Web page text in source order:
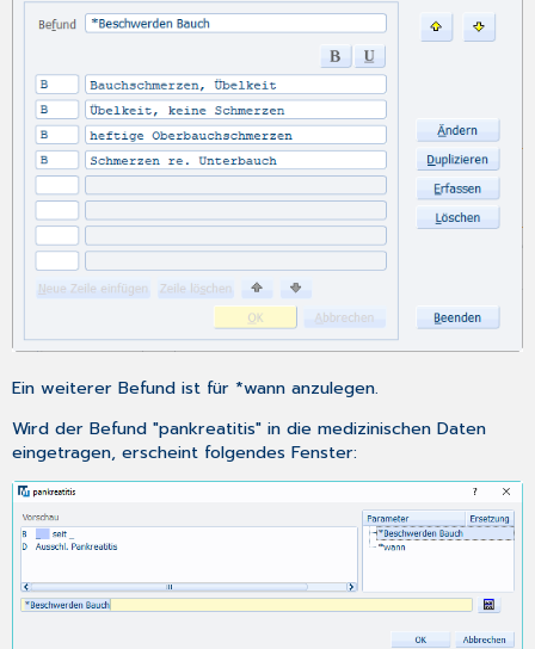
Ein weiterer Befund ist für *wann anzulegen.
Wird der Befund "pankreatitis" in die medizinischen Daten
eingetragen, erscheint folgendes Fenster: